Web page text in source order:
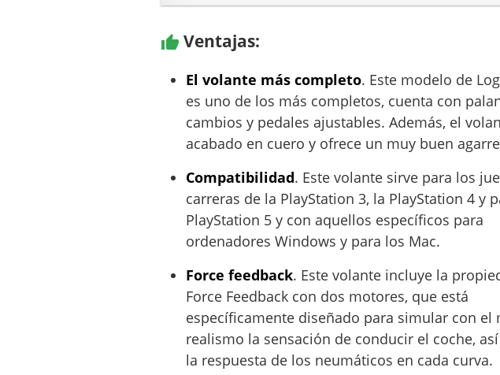
Ventajas:
El volante más completo. Este modelo de
es uno de los más completos, cuenta con
cambios y pedales ajustables. Además, el
acabado en cuero y ofrece un muy buen
Compatibilidad. Este volante sirve para los
carreras de la PlayStation 3, la PlayStation 4 y
PlayStation 5 y con aquellos específicos para
ordenadores Windows y para los Mac.
Force feedback. Este volante incluye la
Force Feedback con dos motores, que está
específicamente diseñado para simular con el
realismo la sensación de conducir el coche,
la respuesta de los neumáticos en cada curva.